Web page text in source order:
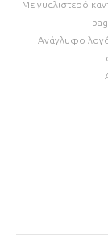
Με γυαλιστερό
Ανάγλυφο